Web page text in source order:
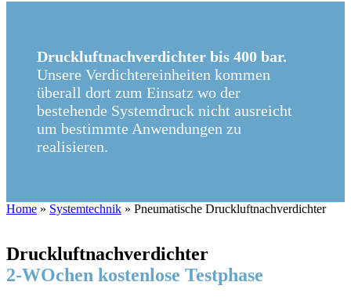
Druckluftnachverdichter bis 400 bar.
Unsere Verdichtereinheiten kommen
überall dort zum Einsatz wo der
bestehende Systemdruck nicht ausreicht
um bestimmte Anwendungen zu
realisieren.
Home » Systemtechnik » Pneumatische Druckluftnachverdichter
Druckluftnachverdichter
2-WOchen kostenlose Testphase